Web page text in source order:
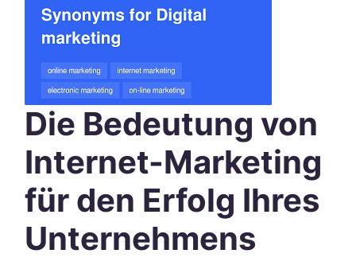
Die Bedeutung von
Internet-Marketing
für den Erfolg Ihres
Unternehmens